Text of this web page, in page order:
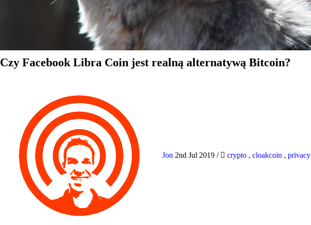
Czy Facebook Libra Coin jest realną alternatywą Bitcoin?
Jon 2nd Jul 2019 / crypto , cloakcoin , privacy